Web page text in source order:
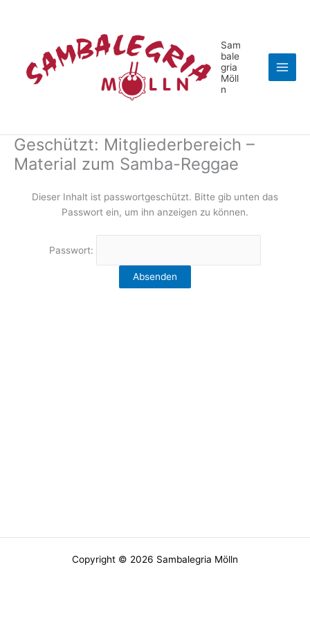
Sam
bale
gria
Möll
n
Geschützt: Mitgliederbereich –
Material zum Samba-Reggae
Dieser Inhalt ist passwortgeschützt. Bitte gib unten das
Passwort ein, um ihn anzeigen zu können.
Passwort:
Copyright © 2026 Sambalegria Mölln